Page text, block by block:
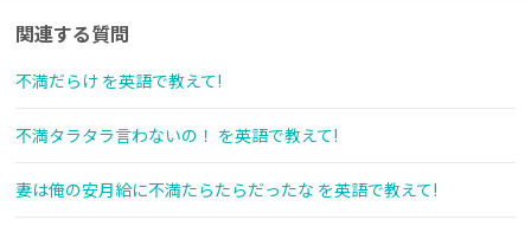
関連する質問
不満だらけ を英語で教えて!
不満タラタラ言わないの！ を英語で教えて!
妻は俺の安月給に不満たらたらだったな を英語で教えて!